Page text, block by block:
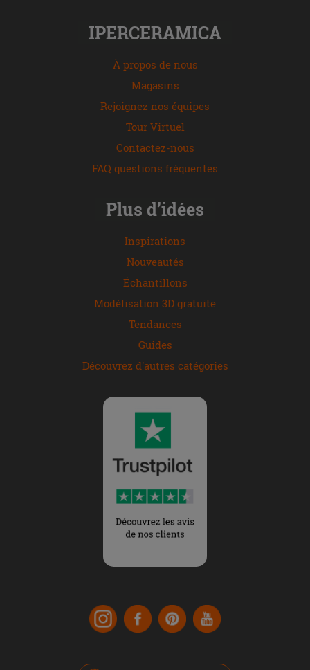
IPERCERAMICA
À propos de nous
Magasins
Rejoignez nos équipes
Tour Virtuel
Contactez-nous
FAQ questions fréquentes
Plus d’idées
Inspirations
Nouveautés
Échantillons
Modélisation 3D gratuite
Tendances
Guides
Découvrez d'autres catégories